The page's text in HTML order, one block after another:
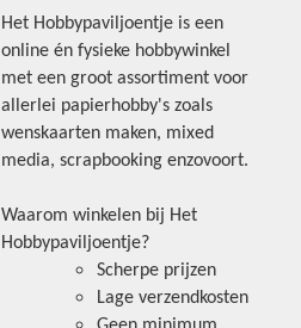
Het Hobbypaviljoentje is een
online én fysieke hobbywinkel
met een groot assortiment voor
allerlei papierhobby's zoals
wenskaarten maken, mixed
media, scrapbooking enzovoort.
Waarom winkelen bij Het
Hobbypaviljoentje?
Scherpe prijzen
Lage verzendkosten